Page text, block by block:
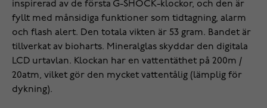
inspirerad av de första G-SHOCK-klockor, och den är
fyllt med månsidiga funktioner som tidtagning, alarm
och flash alert. Den totala vikten är 53 gram. Bandet är
tillverkat av bioharts. Mineralglas skyddar den digitala
LCD urtavlan. Klockan har en vattentäthet på 200m /
20atm, vilket gör den mycket vattentålig (lämplig för
dykning).